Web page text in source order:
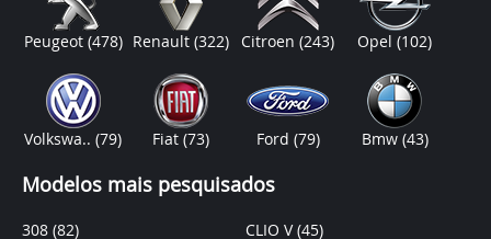
Peugeot (478) Renault (322) Citroen(243) Opel(102)
Volkswa..(79) Fiat (73) Ford (79) Bmw (43)
Modelos mais pesquisados
308 (82) CLIO V(45)